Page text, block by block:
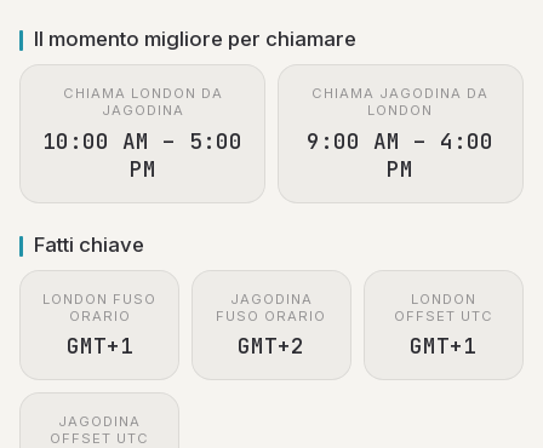
Il momento migliore per chiamare
CHIAMA LONDON DA
JAGODINA
10:00 AM – 5:00
PM
CHIAMA JAGODINA DA
LONDON
9:00 AM – 4:00
PM
Fatti chiave
LONDON FUSO
ORARIO
GMT+1
JAGODINA
FUSO ORARIO
GMT+2
LONDON
OFFSET UTC
GMT+1
JAGODINA
OFFSET UTC